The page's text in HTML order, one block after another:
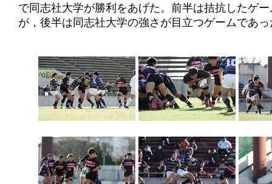
で同志社大学が勝利をあげた。前半は拮抗したゲ
が，後半は同志社大学の強さが目立つゲームであっ